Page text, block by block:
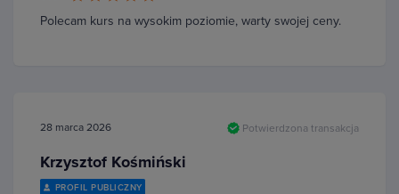
Polecam kurs na wysokim poziomie, warty swojej ceny.
28 marca 2026 Potwierdzona transakcja
Krzysztof Kośmiński
PROFIL PUBLICZNY